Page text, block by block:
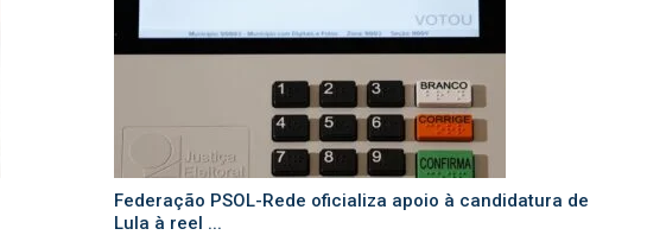
Federação PSOL-Rede oficializa apoio à candidatura de
Lula à reel ...